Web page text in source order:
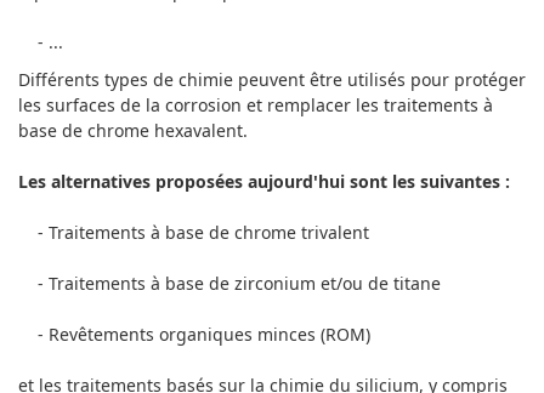
- ...
Différents types de chimie peuvent être utilisés pour protéger
les surfaces de la corrosion et remplacer les traitements à
base de chrome hexavalent.
Les alternatives proposées aujourd'hui sont les suivantes :
- Traitements à base de chrome trivalent
- Traitements à base de zirconium et/ou de titane
- Revêtements organiques minces (ROM)
et les traitements basés sur la chimie du silicium, y compris